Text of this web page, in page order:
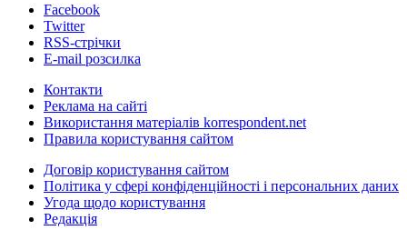
Facebook
Twitter
RSS-стрічки
E-mail розсилка
Контакти
Реклама на сайті
Використання матеріалів korrespondent.net
Правила користування сайтом
Договір користування сайтом
Політика у сфері конфіденційності і персональних даних
Угода щодо користування
Редакція